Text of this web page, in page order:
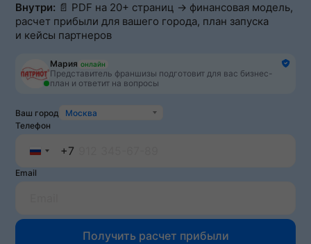
Внутри: 📄 PDF на 20+ страниц → финансовая модель,
расчет прибыли для вашего города, план запуска
и кейсы партнеров
Мария онлайн
Представитель франшизы подготовит для вас бизнес-
план и ответит на вопросы
Ваш город
Москва
Телефон
+7
Email
Получить расчет прибыли